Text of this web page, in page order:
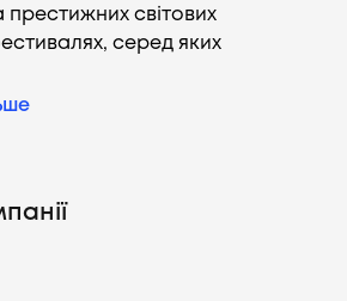
CV генератор
світових
серед яких